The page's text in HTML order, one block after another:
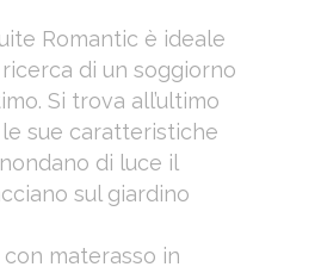
Romantic è ideale
di un soggiorno
Si trova all’ultimo
sue caratteristiche
di luce il
sul giardino
materasso in